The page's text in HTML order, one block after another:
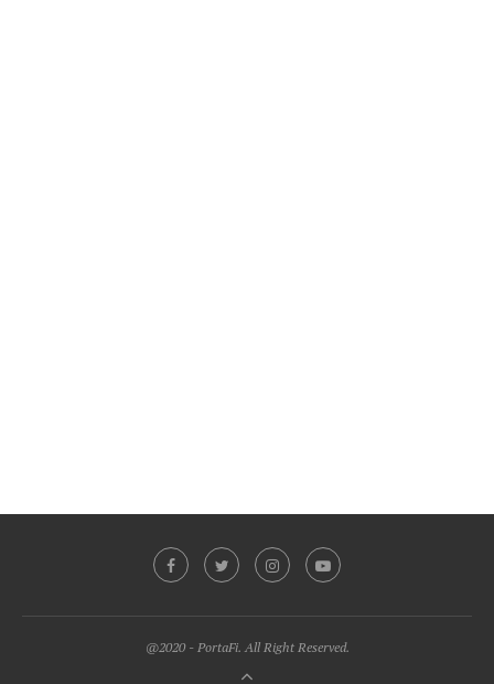
@2020 - PortaFi. All Right Reserved.